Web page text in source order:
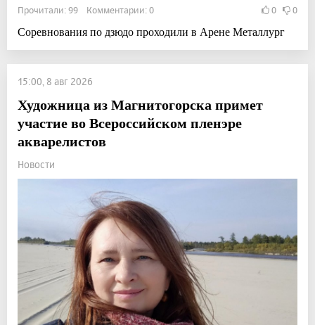
Прочитали: 99 Комментарии: 0 0 0
Соревнования по дзюдо проходили в Арене Металлург
15:00, 8 авг 2026
Художница из Магнитогорска примет
участие во Всероссийском пленэре
акварелистов
Новости